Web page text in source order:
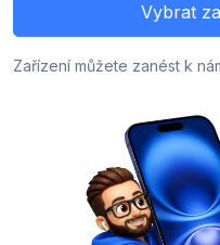
Vybrat
Zařízení můžete zanést k